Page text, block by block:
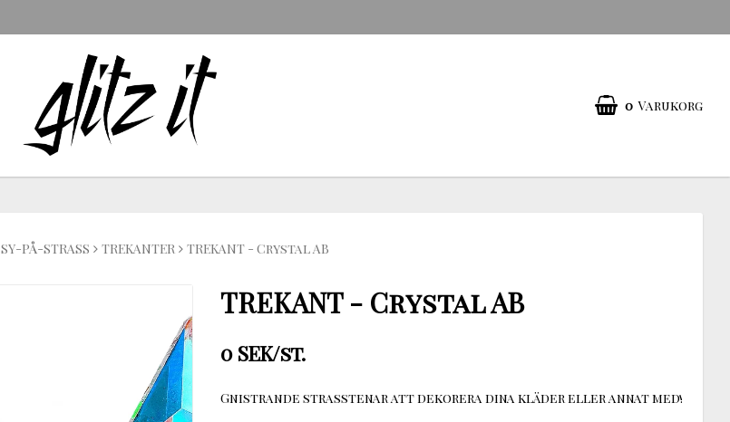
0 Varukorg
SY-PÅ-STRASS TREKANTER TREKANT - Crystal AB
TREKANT - Crystal AB
0 SEK/st.
Gnistrande strasstenar att dekorera dina kläder eller annat med!